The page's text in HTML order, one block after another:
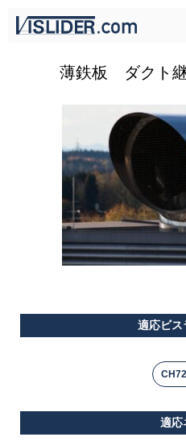
薄鉄板 ダクト
適応ビス
適応